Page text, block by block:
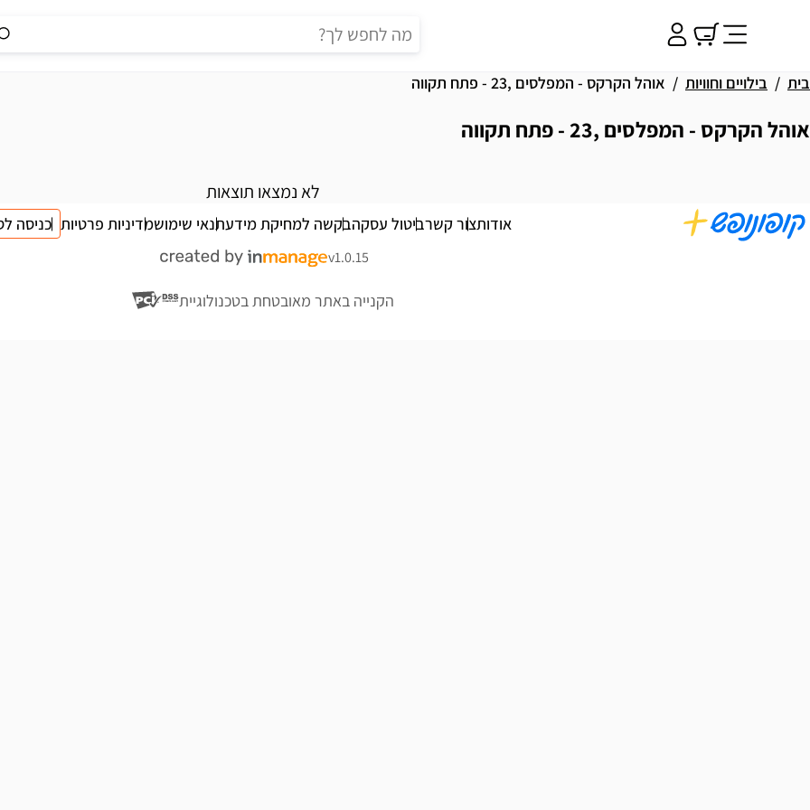
בית בילויים וחוויות אוהל הקרקס - המפלסים ,23 - פתח תקווה
אוהל הקרקס - המפלסים ,23 - פתח תקווה
לא נמצאו תוצאות
אודותצור קשרביטול עסקהבקשה למחיקת מידעתנאי שימושמדיניות פרטיות כניסה
v1.0.15
הקנייה באתר מאובטחת בטכנולוגיית